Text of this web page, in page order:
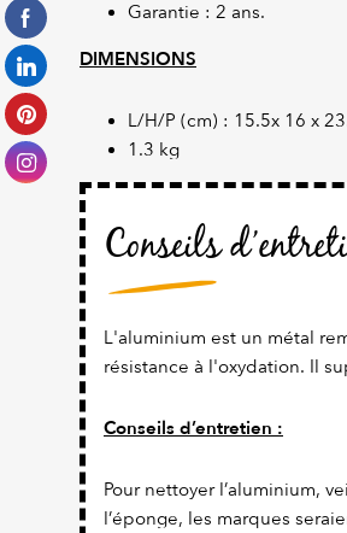
Garantie : 2 ans.
DIMENSIONS
L/H/P (cm) : 15.5x 16 x
1.3 kg
Conseils
L'aluminium est un métal
résistance à l'oxydation. Il
Conseils d’entretien :
Pour nettoyer l’aluminium,
l’éponge, les marques